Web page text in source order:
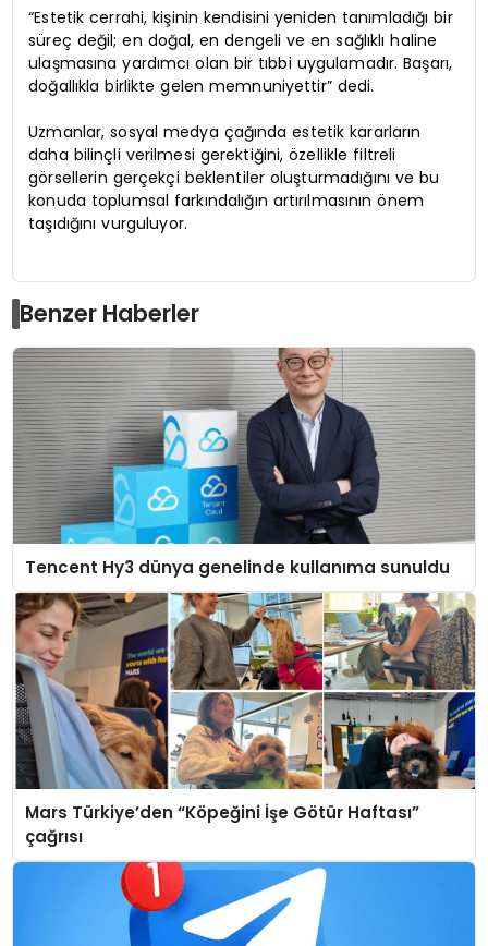
“Estetik cerrahi, kişinin kendisini yeniden tanımladığı bir
süreç değil; en doğal, en dengeli ve en sağlıklı haline
ulaşmasına yardımcı olan bir tıbbi uygulamadır. Başarı,
doğallıkla birlikte gelen memnuniyettir” dedi.
Uzmanlar, sosyal medya çağında estetik kararların
daha bilinçli verilmesi gerektiğini, özellikle filtreli
görsellerin gerçekçi beklentiler oluşturmadığını ve bu
konuda toplumsal farkındalığın artırılmasının önem
taşıdığını vurguluyor.
Benzer Haberler
Tencent Hy3 dünya genelinde kullanıma sunuldu
Mars Türkiye’den “Köpeğini İşe Götür Haftası”
çağrısı